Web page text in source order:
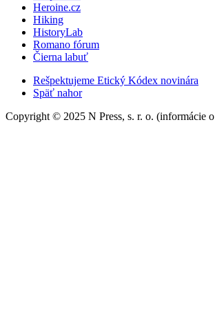
Heroine.cz
Hiking
HistoryLab
Romano fórum
Čierna labuť
Rešpektujeme Etický Kódex novinára
Späť nahor
Copyright © 2025 N Press, s. r. o. (informácie o